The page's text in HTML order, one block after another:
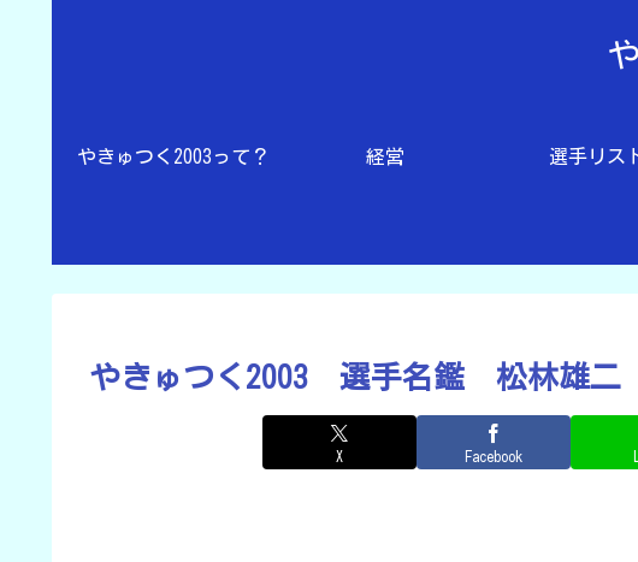
やきゅつく2003って？ 経営 選手リス
やきゅつく2003 選手名鑑 松林雄
X Facebook